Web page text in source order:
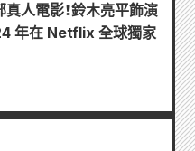
真人電影！鈴木亮平飾演
年在 Netflix 全球獨家